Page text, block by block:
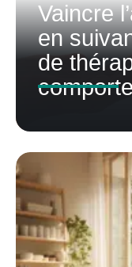
Vaincre
en
de